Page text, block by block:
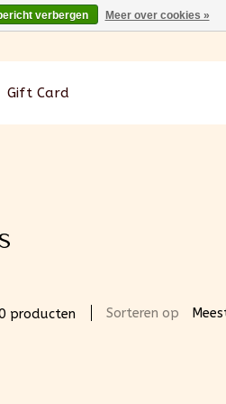
Gift Card
producten Sorteren op
verbergen Meer over cookies »